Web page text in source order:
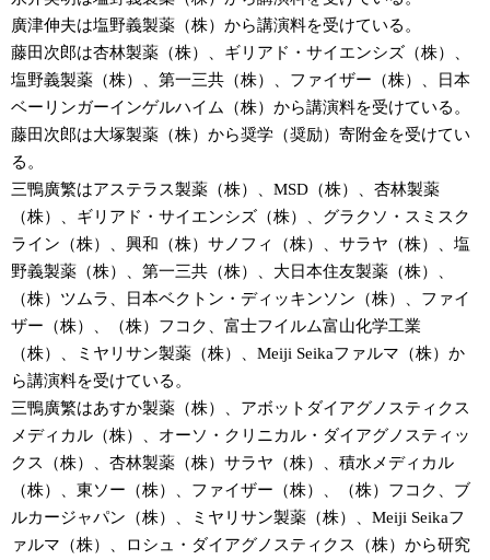
廣津伸夫は塩野義製薬（株）から講演料を受けている。
藤田次郎は杏林製薬（株）、ギリアド・サイエンシズ（株）、
塩野義製薬（株）、第一三共（株）、ファイザー（株）、日本
ベーリンガーインゲルハイム（株）から講演料を受けている。
藤田次郎は大塚製薬（株）から奨学（奨励）寄附金を受けてい
る。
三鴨廣繁はアステラス製薬（株）、MSD（株）、杏林製薬
（株）、ギリアド・サイエンシズ（株）、グラクソ・スミスク
ライン（株）、興和（株）サノフィ（株）、サラヤ（株）、塩
野義製薬（株）、第一三共（株）、大日本住友製薬（株）、
（株）ツムラ、日本ベクトン・ディッキンソン（株）、ファイ
ザー（株）、（株）フコク、富士フイルム富山化学工業
（株）、ミヤリサン製薬（株）、Meiji Seikaファルマ（株）か
ら講演料を受けている。
三鴨廣繁はあすか製薬（株）、アボットダイアグノスティクス
メディカル（株）、オーソ・クリニカル・ダイアグノスティッ
クス（株）、杏林製薬（株）サラヤ（株）、積水メディカル
（株）、東ソー（株）、ファイザー（株）、（株）フコク、ブ
ルカージャパン（株）、ミヤリサン製薬（株）、Meiji Seikaフ
ァルマ（株）、ロシュ・ダイアグノスティクス（株）から研究